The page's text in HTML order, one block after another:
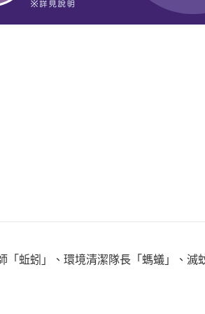
「蚯蚓」、環境清潔隊長「螞蟻」、滅